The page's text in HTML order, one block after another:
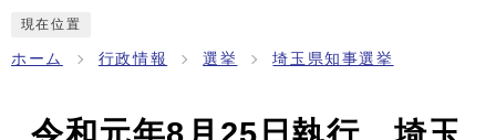
現在位置
ホーム 行政情報 選挙 埼玉県知事選挙